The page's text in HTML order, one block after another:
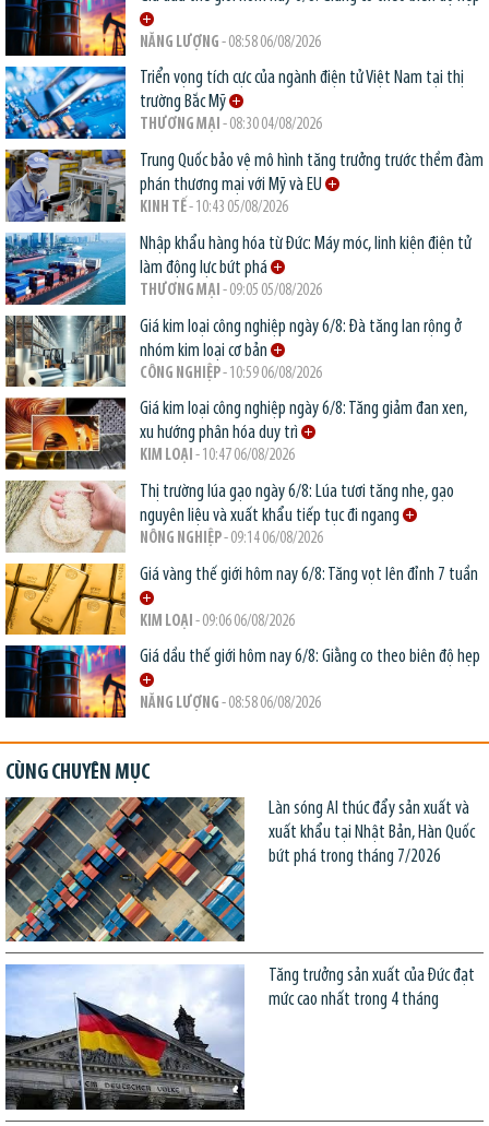
NĂNG LƯỢNG - 08:58 06/08/2026
Triển vọng tích cực của ngành điện tử Việt Nam tại thị
trường Bắc Mỹ
THƯƠNG MẠI - 08:30 04/08/2026
Trung Quốc bảo vệ mô hình tăng trưởng trước thềm đàm
phán thương mại với Mỹ và EU
KINH TẾ- 10:43 05/08/2026
Nhập khẩu hàng hóa từ Đức: Máy móc, linh kiện điện tử
làm động lực bứt phá
THƯƠNG MẠI - 09:05 05/08/2026
Giá kim loại công nghiệp ngày 6/8: Đà tăng lan rộng ở
nhóm kim loại cơ bản
CÔNG NGHIỆP- 10:59 06/08/2026
Giá kim loại công nghiệp ngày 6/8: Tăng giảm đan xen,
xu hướng phân hóa duy trì
KIM LOẠI - 10:47 06/08/2026
Thị trường lúa gạo ngày 6/8: Lúa tươi tăng nhẹ, gạo
nguyên liệu và xuất khẩu tiếp tục đi ngang
NÔNG NGHIỆP- 09:14 06/08/2026
Giá vàng thế giới hôm nay 6/8: Tăng vọt lên đỉnh 7 tuần
KIM LOẠI - 09:06 06/08/2026
Giá dầu thế giới hôm nay 6/8: Giằng co theo biên độ hẹp
NĂNG LƯỢNG - 08:58 06/08/2026
CÙNG CHUYÊN MỤC
Làn sóng AI thúc đẩy sản xuất và
xuất khẩu tại Nhật Bản, Hàn Quốc
bứt phá trong tháng 7/2026
Tăng trưởng sản xuất của Đức đạt
mức cao nhất trong 4 tháng